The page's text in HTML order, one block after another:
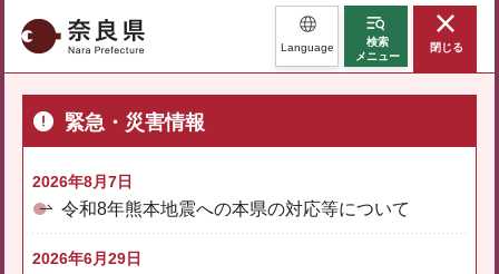
奈良県 Language
検索
メニュー
閉じる
緊急・災害情報
2026年8月7日
令和8年熊本地震への本県の対応等について
2026年6月29日